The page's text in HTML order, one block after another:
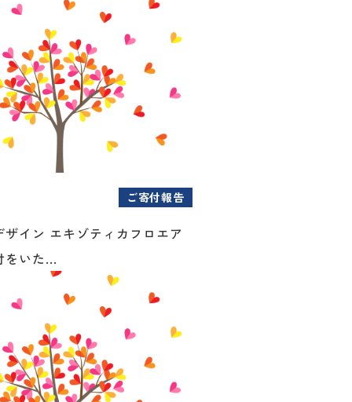
ご寄付報告
ザイン エキゾティカフロエア
をいた...